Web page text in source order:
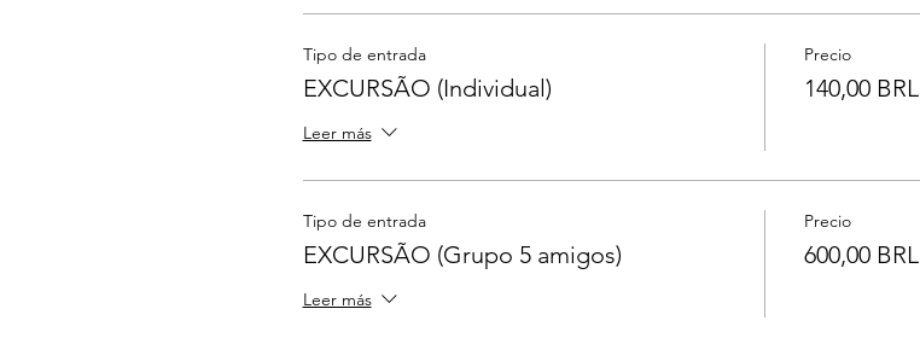
Tipo de entrada
EXCURSÃO (Individual)
Leer más
Precio
140,00 BRL
Tipo de entrada
EXCURSÃO (Grupo 5 amigos)
Leer más
Precio
600,00 BRL